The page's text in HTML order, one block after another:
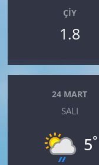
ÇIY
1.8
24 MART
SALI
5°